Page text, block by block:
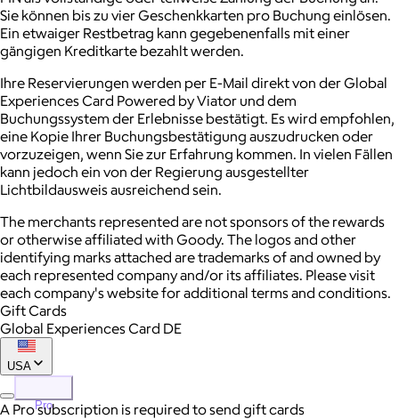
Sie können bis zu vier Geschenkkarten pro Buchung einlösen.
Ein etwaiger Restbetrag kann gegebenenfalls mit einer
gängigen Kreditkarte bezahlt werden.
Ihre Reservierungen werden per E-Mail direkt von der Global
Experiences Card Powered by Viator und dem
Buchungssystem der Erlebnisse bestätigt. Es wird empfohlen,
eine Kopie Ihrer Buchungsbestätigung auszudrucken oder
vorzuzeigen, wenn Sie zur Erfahrung kommen. In vielen Fällen
kann jedoch ein von der Regierung ausgestellter
Lichtbildausweis ausreichend sein.
The merchants represented are not sponsors of the rewards
or otherwise affiliated with Goody. The logos and other
identifying marks attached are trademarks of and owned by
each represented company and/or its affiliates. Please visit
each company's website for additional terms and conditions.
Gift Cards
Global Experiences Card DE
USA
Pro
A Pro subscription is required to send gift cards